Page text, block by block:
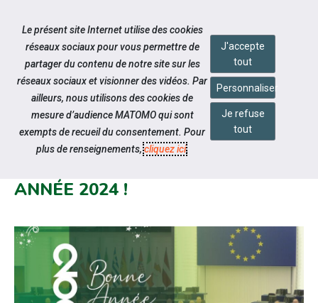
Aller au contenu
Notre actualité
LES CAP EMPLOI VOUS
ANNÉE 2024 !
Le présent site Internet utilise des cookies
réseaux sociaux pour vous permettre de
partager du contenu de notre site sur les
réseaux sociaux et visionner des vidéos. Par
ailleurs, nous utilisons des cookies de
mesure d’audience MATOMO qui sont
exempts de recueil du consentement. Pour
plus de renseignements,cliquez ici.
J'accepte
tout
Personnaliser
Je refuse
tout